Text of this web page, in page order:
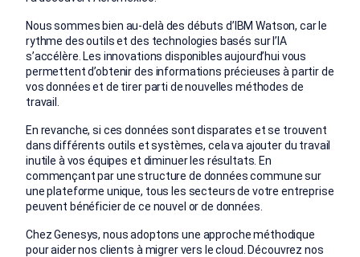
Nous sommes bien au-delà des débuts d’IBM Watson, car le
rythme des outils et des technologies basés sur l’IA
s’accélère. Les innovations disponibles aujourd’hui vous
permettent d’obtenir des informations précieuses à partir de
vos données et de tirer parti de nouvelles méthodes de
travail.
En revanche, si ces données sont disparates et se trouvent
dans différents outils et systèmes, cela va ajouter du travail
inutile à vos équipes et diminuer les résultats. En
commençant par une structure de données commune sur
une plateforme unique, tous les secteurs de votre entreprise
peuvent bénéficier de ce nouvel or de données.
Chez Genesys, nous adoptons une approche méthodique
pour aider nos clients à migrer vers le cloud. Découvrez nos